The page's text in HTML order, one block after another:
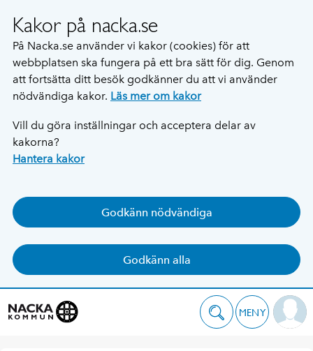
Kakor på nacka.se
På Nacka.se använder vi kakor (cookies) för att
webbplatsen ska fungera på ett bra sätt för dig. Genom
att fortsätta ditt besök godkänner du att vi använder
nödvändiga kakor. Läs mer om kakor
Vill du göra inställningar och acceptera delar av
kakorna?
Hantera kakor
Godkänn nödvändiga
Godkänn alla
MENY